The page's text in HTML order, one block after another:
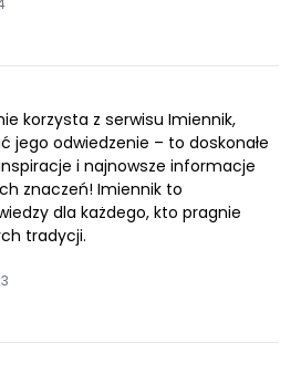
korzysta z serwisu Imiennik,
jego odwiedzenie – to doskonałe
i najnowsze informacje
znaczeń! Imiennik to
dla każdego, kto pragnie
tradycji.